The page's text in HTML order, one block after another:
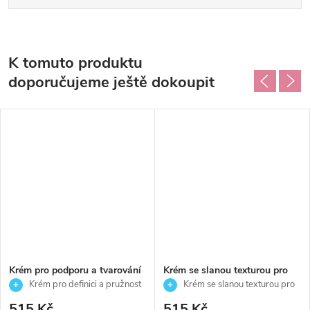
K tomuto produktu
doporučujeme ještě dokoupit
Krém pro podporu a tvarování
vln - Forma Lockar-Styling -
Krém pro definici a pružnost
Krém se slanou texturou pro
objem a přirozený vzhled
Krém se slanou texturou pro